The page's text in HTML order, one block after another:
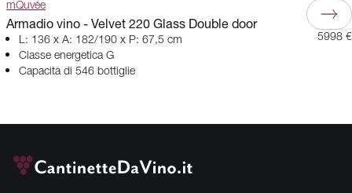
mQuvée
Armadio vino - Velvet 220 Glass Double door
L: 136 x A: 182/190 x P: 67,5 cm
Classe energetica G
Capacità di 546 bottiglie
5998 €